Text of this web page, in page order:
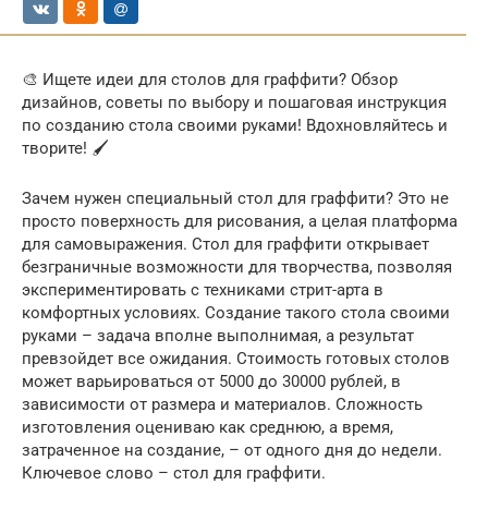
🎨 Ищете идеи для столов для граффити? Обзор
дизайнов, советы по выбору и пошаговая инструкция
по созданию стола своими руками! Вдохновляйтесь и
творите! 🖌️
Зачем нужен специальный стол для граффити? Это не
просто поверхность для рисования, а целая платформа
для самовыражения. Стол для граффити открывает
безграничные возможности для творчества, позволяя
экспериментировать с техниками стрит-арта в
комфортных условиях. Создание такого стола своими
руками – задача вполне выполнимая, а результат
превзойдет все ожидания. Стоимость готовых столов
может варьироваться от 5000 до 30000 рублей, в
зависимости от размера и материалов. Сложность
изготовления оцениваю как среднюю, а время,
затраченное на создание, – от одного дня до недели.
Ключевое слово – стол для граффити.